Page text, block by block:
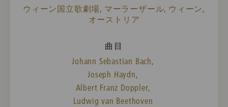
ウィーン国立歌劇場, マーラーザール, ウィーン,
オーストリア
曲目
Johann Sebastian Bach,
Joseph Haydn,
Albert Franz Doppler,
Ludwig van Beethoven